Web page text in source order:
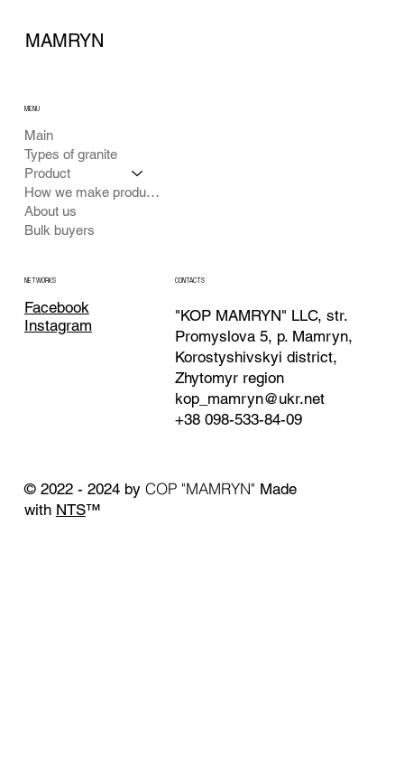
MAMRYN
Main
Types of granite
Product
How we make products
About us
Bulk buyers
MENU
NETWORKS
Facebook
Instagram
CONTACTS
"KOP MAMRYN" LLC, str.
Promyslova 5, p. Mamryn,
Korostyshivskyi district,
Zhytomyr region
kop_mamryn@ukr.net
+38 098-533-84-09
© 2022 - 2024 by COP "MAMRYN" Made
with NTS™